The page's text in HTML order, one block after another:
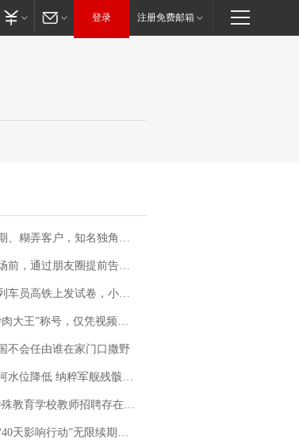
登录 注册免费邮箱
都没证据，将依法采取措施，“本人长期与美国交管局保持沟通，对方表示肯定”
，有顾客仅剩1元也全被退回，分文不少；顾客：言而有信，让人感动
友一秒静音，12306回应：列车员个人行为，不是铁路规定
，仅凭视频评出？中国烹饪协会回应
不会任由谁在家门口撒野
降低 纳粹军舰残骸重见天日
聘存在违规行为”：已启动问责程序 副校长被停职
”无限续期，7月两国对轰数据均创纪录